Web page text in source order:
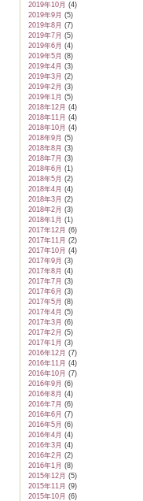
2019年10月 (4)
2019年9月 (5)
2019年8月 (7)
2019年7月 (5)
2019年6月 (4)
2019年5月 (8)
2019年4月 (3)
2019年3月 (2)
2019年2月 (3)
2019年1月 (5)
2018年12月 (4)
2018年11月 (4)
2018年10月 (4)
2018年9月 (5)
2018年8月 (3)
2018年7月 (3)
2018年6月 (1)
2018年5月 (2)
2018年4月 (4)
2018年3月 (2)
2018年2月 (3)
2018年1月 (1)
2017年12月 (6)
2017年11月 (2)
2017年10月 (4)
2017年9月 (3)
2017年8月 (4)
2017年7月 (3)
2017年6月 (3)
2017年5月 (8)
2017年4月 (5)
2017年3月 (6)
2017年2月 (5)
2017年1月 (3)
2016年12月 (7)
2016年11月 (4)
2016年10月 (7)
2016年9月 (6)
2016年8月 (4)
2016年7月 (6)
2016年6月 (7)
2016年5月 (6)
2016年4月 (4)
2016年3月 (4)
2016年2月 (2)
2016年1月 (8)
2015年12月 (5)
2015年11月 (9)
2015年10月 (6)